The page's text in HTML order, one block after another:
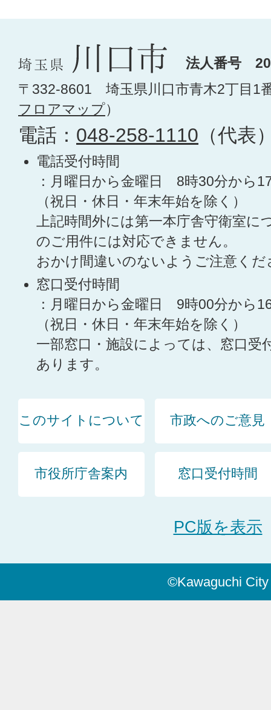
法人番号
〒332-8601 埼玉県川口市青木2丁目1
フロアマップ）
電話： 048-258-1110 （代表
電話受付時間
：月曜日から金曜日 8時30分から
（祝日・休日・年末年始を除く）
上記時間外には第一本庁舎守衛室に
のご用件には対応できません。
おかけ間違いのないようご注意くだ
窓口受付時間
：月曜日から金曜日 9時00分から
（祝日・休日・年末年始を除く）
一部窓口・施設によっては、窓口受
あります。
このサイトについて 市政へのご意見
市役所庁舎案内 窓口受付時間
PC版を表示
©Kawaguchi City